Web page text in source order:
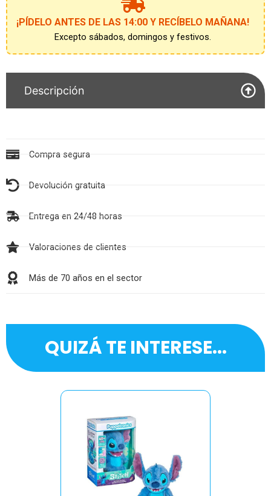
¡PÍDELO ANTES DE LAS 14:00 Y RECÍBELO MAÑANA!
Excepto sábados, domingos y festivos.
Descripción
Compra segura
Devolución gratuita
Entrega en 24/48 horas
Valoraciones de clientes
Más de 70 años en el sector
QUIZÁ TE INTERESE...